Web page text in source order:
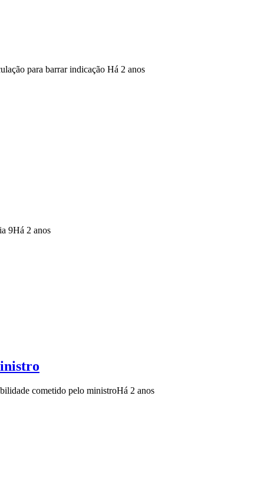
para barrar indicação Há 2 anos
9Há 2 anos
cometido pelo ministroHá 2 anos